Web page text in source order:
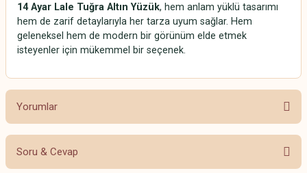
14 Ayar Lale Tuğra Altın Yüzük, hem anlam yüklü tasarımı
hem de zarif detaylarıyla her tarza uyum sağlar. Hem
geleneksel hem de modern bir görünüm elde etmek
isteyenler için mükemmel bir seçenek.
Yorumlar
Bu ürüne ilk yorumu siz yapın!
Soru & Cevap